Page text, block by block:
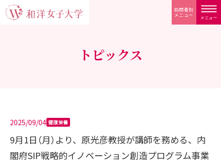
メニュー
訪問者別
メニュー
トピックス
2025/09/04 健康栄養
9月1日（月）より、原光彦教授が講師を務める、内
閣府SIP戦略的イノベーション創造プログラム事業